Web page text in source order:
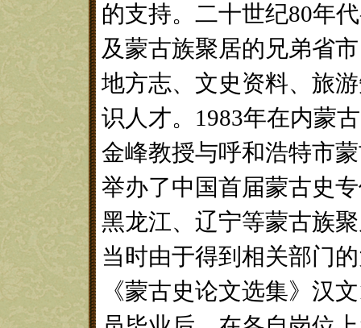
的支持。二十世纪80年
及蒙古族聚居的兄弟省
地方志、文史资料、旅
识人才。1983年在内蒙
金峰教授与呼和浩特市
举办了中国首届蒙古史
黑龙江、辽宁等蒙古族
当时由于得到相关部门
《蒙古史论文选集》汉